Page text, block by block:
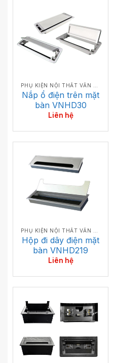
Nắp ổ điện trên mặt
bàn VNHD30
Liên hệ
Hộp đi dây điện mặt
bàn VNHD219
Liên hệ